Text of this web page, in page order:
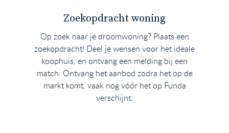
Zoekopdracht woning
Op zoek naar je droomwoning? Plaats een
zoekopdracht! Deel je wensen voor het ideale
koophuis, en ontvang een melding bij een
match. Ontvang het aanbod zodra het op de
markt komt, vaak nog vóór het op Funda
verschijnt.